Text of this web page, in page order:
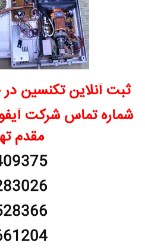
ثبت آنلاین تکنسین
شماره تماس شرکت
مقدم